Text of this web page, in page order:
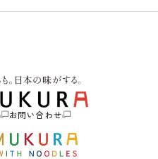
お問い合わせ